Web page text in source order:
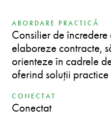
ABORDARE PRACTICĂ
Consilier de
elaboreze contracte,
orienteze în cadrele
oferind soluții
CONECTAT
Conectat